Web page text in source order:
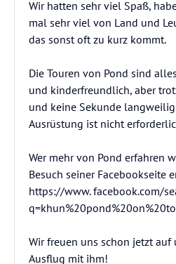
Wir hatten sehr viel Spaß,
mal sehr viel von Land und
das sonst oft zu kurz kommt.
Die Touren von Pond sind
und kinderfreundlich, aber
und keine Sekunde
Ausrüstung ist nicht
Wer mehr von Pond erfahren
Besuch seiner Facebookseite
https://www. facebook.com/
Wir freuen uns schon jetzt auf
Ausflug mit ihm!